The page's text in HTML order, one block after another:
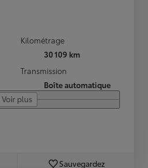
Kilométrage
30 109 km
Transmission
Boîte automatique
Voir plus
Sauvegardez